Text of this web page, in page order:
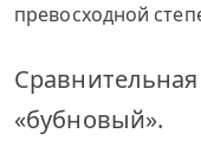
превосходной
«бубновый».